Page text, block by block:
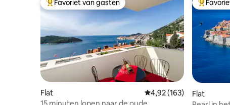
Topfavoriet van gasten
Favoriet van gasten
Flat Gemiddelde
4,92 (163)
Flat